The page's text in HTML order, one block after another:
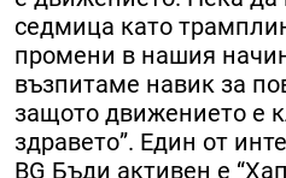
седмица като
промени в нашия
възпитаме навик за
защото движението е
здравето”. Един от
BG Бъди активен е